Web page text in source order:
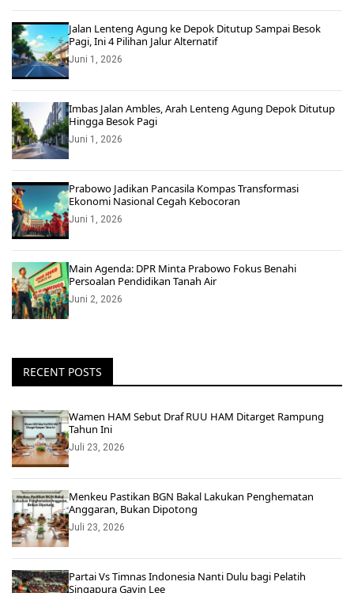
Jalan Lenteng Agung ke Depok Ditutup Sampai Besok
Pagi, Ini 4 Pilihan Jalur Alternatif
Juni 1, 2026
Imbas Jalan Ambles, Arah Lenteng Agung Depok Ditutup
Hingga Besok Pagi
Juni 1, 2026
Prabowo Jadikan Pancasila Kompas Transformasi
Ekonomi Nasional Cegah Kebocoran
Juni 1, 2026
Main Agenda: DPR Minta Prabowo Fokus Benahi
Persoalan Pendidikan Tanah Air
Juni 2, 2026
RECENT POSTS
Wamen HAM Sebut Draf RUU HAM Ditarget Rampung
Tahun Ini
Juli 23, 2026
Menkeu Pastikan BGN Bakal Lakukan Penghematan
Anggaran, Bukan Dipotong
Juli 23, 2026
Partai Vs Timnas Indonesia Nanti Dulu bagi Pelatih
Singapura Gavin Lee